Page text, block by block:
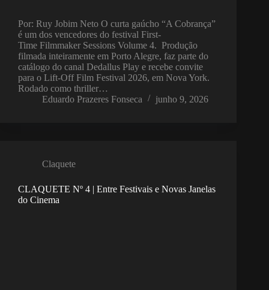
Por: Ruy Jobim Neto O curta gaúcho “A Cobrança”
é um dos vencedores do festival First-
Time Filmmaker Sessions Volume 4. Produção
filmada inteiramente em Porto Alegre, faz parte do
catálogo do canal Dedallus Play e recebe convite
para o Lift-Off Film Festival 2026, em Nova York.
Rodado como thriller…
Eduardo Prazeres Fonseca
junho 9, 2026
Claquete
CLAQUETE Nº 4 | Entre Festivais e Novas Janelas
do Cinema